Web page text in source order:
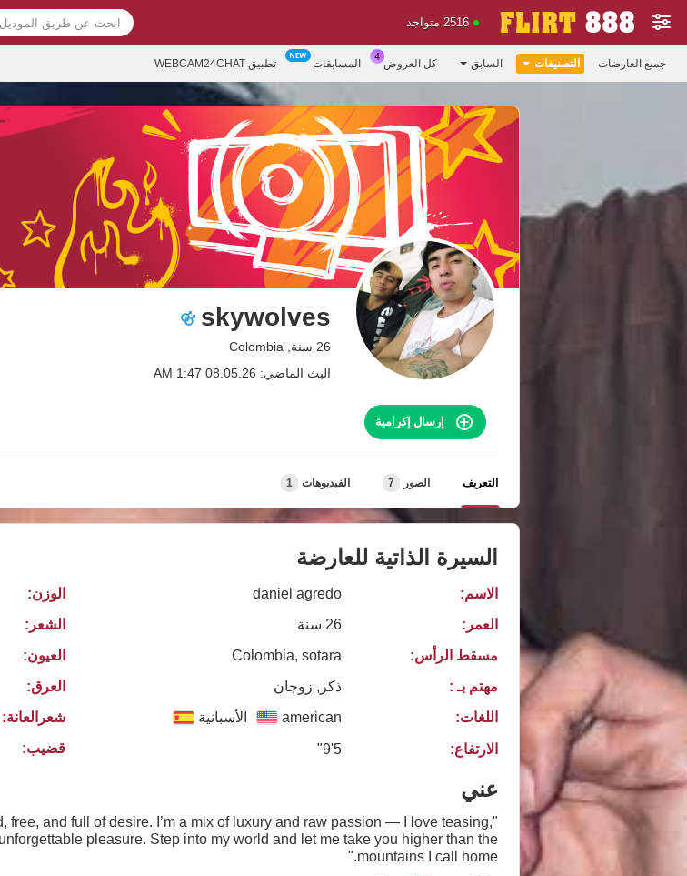
2516 متواجد
جميع العارضات التصنيفات السابق كل العروض المسابقات تطبيق WEBCAM24CHAT
skywolves
26 سنة, Colombia
البث الماضي: 08.05.26 1:47 AM
إرسال إكرامية
التعريف الصور 7 الفيديوهات 1
السيرة الذاتية للعارضة
الاسم:
daniel agredo
العمر:
26 سنة
مسقط الرأس:
Colombia, sotara
مهتم بـ :
ذكر, زوجان
اللغات:
american الأسبانية
الارتفاع: 5'9"
الوزن:
الشعر:
العيون:
العرق:
شعرالعانة:
قضيب:
عني
free, and full of desire. I’m a mix of luxury and raw passion — I love teasing,
pleasure. Step into my world and let me take you higher than the
mountains I call home."